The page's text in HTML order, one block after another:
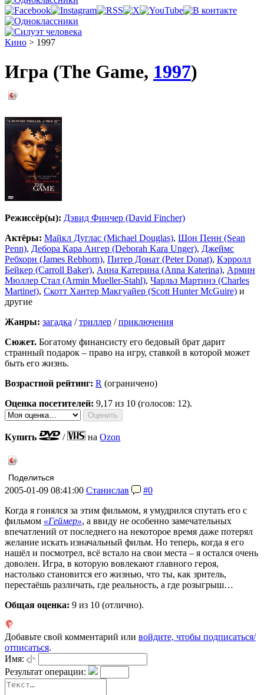
Кино > 1997
Игра (The Game, 1997)
Режиссёр(ы): Дэвид Финчер (David Fincher)
Актёры: Майкл Дуглас (Michael Douglas), Шон Пенн (Sean
Penn), Дебора Кара Ангер (Deborah Kara Unger), Джеймс
Ребхорн (James Rebhorn), Питер Донат (Peter Donat), Кэрролл
Бейкер (Carroll Baker), Анна Катерина (Anna Katerina), Армин
Мюллер Стал (Armin Mueller-Stahl), Чарльз Мартинэ (Charles
Martinet), Скотт Хантер Макгуайер (Scott Hunter McGuire) и
другие
Жанры: загадка /триллер /приключения
Сюжет. Богатому финансисту его бедовый брат дарит
странный подарок – право на игру, ставкой в которой может
быть его жизнь.
Возрастной рейтинг: R (ограничено)
Оценка посетителей: 9,17 из 10 (голосов: 12).
Купить / наOzon
Поделиться
2005-01-09 08:41:00 Станислав
#0
Когда я гонялся за этим фильмом, я умудрился спутать его с
фильмом «Геймер», а ввиду не особенно замечательных
впечатлений от последнего на некоторое время даже потерял
желание искать изначальный фильм. Но теперь, когда я его
нашёл и посмотрел, всё встало на свои места – я остался очень
доволен. Игра, в которую вовлекают главного героя,
настолько становится его жизнью, что ты, как зритель,
перестаёшь различать, где реальность, а где розыгрыш…
Общая оценка: 9 из 10 (отлично).
Добавьте свой комментарий или войдите, чтобы подписаться/
отписаться.
Имя:
Результат операции: